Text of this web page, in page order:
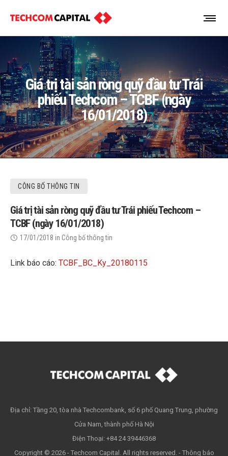
Giá trị tài sản ròng quỹ đầu tư Trái
phiếu Techcom – TCBF (ngày
16/01/2018)
CÔNG BỐ THÔNG TIN
Giá trị tài sản ròng quỹ đầu tư Trái phiếu Techcom –
TCBF (ngày 16/01/2018)
17/01/2018 in Công bố thông tin
Link báo cáo: TCBF_BC_Ky_20180115
Địa chỉ: Tầng 20, tòa nhà Techcombank, số 6 phố Quang Trung, phường
Cửa Nam, thành phố Hà Nội
Điện Thoại: +84 24 39446368
Copyright © 2026 - Techcom Capital. All rights reserved. - Thông báo